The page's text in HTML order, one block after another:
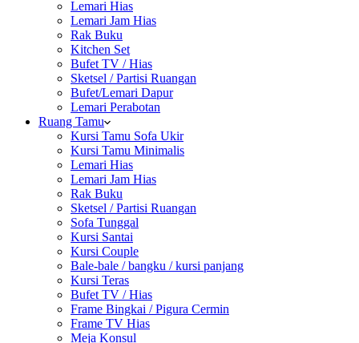
Lemari Hias
Lemari Jam Hias
Rak Buku
Kitchen Set
Bufet TV / Hias
Sketsel / Partisi Ruangan
Bufet/Lemari Dapur
Lemari Perabotan
Ruang Tamu
Kursi Tamu Sofa Ukir
Kursi Tamu Minimalis
Lemari Hias
Lemari Jam Hias
Rak Buku
Sketsel / Partisi Ruangan
Sofa Tunggal
Kursi Santai
Kursi Couple
Bale-bale / bangku / kursi panjang
Kursi Teras
Bufet TV / Hias
Frame Bingkai / Pigura Cermin
Frame TV Hias
Meja Konsul